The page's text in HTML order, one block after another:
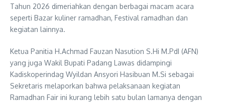
Tahun 2026 dimeriahkan dengan berbagai macam acara
seperti Bazar kuliner ramadhan, Festival ramadhan dan
kegiatan lainnya.
Ketua Panitia H.Achmad Fauzan Nasution S.Hi M.PdI (AFN)
yang juga Wakil Bupati Padang Lawas didampingi
Kadiskoperindag Wyildan Ansyori Hasibuan M.Si sebagai
Sekretaris melaporkan bahwa pelaksanaan kegiatan
Ramadhan Fair ini kurang lebih satu bulan lamanya dengan